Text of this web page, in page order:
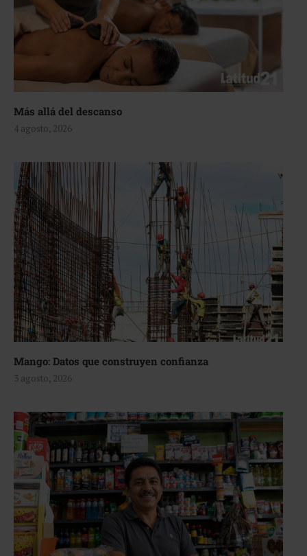
Más allá del descanso
4 agosto, 2026
Mango: Datos que construyen confianza
3 agosto, 2026